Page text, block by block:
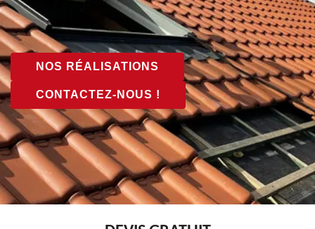
NOS RÉALISATIONS
CONTACTEZ-NOUS !